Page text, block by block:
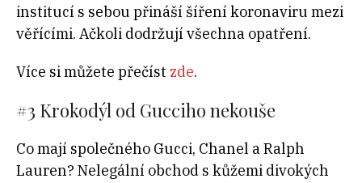
institucí s sebou přináší šíření koronaviru mezi
věřícími. Ačkoli dodržují všechna opatření.
Více si můžete přečíst zde.
#3 Krokodýl od Gucciho nekouše
Co mají společného Gucci, Chanel a Ralph
Lauren? Nelegální obchod s kůžemi divokých